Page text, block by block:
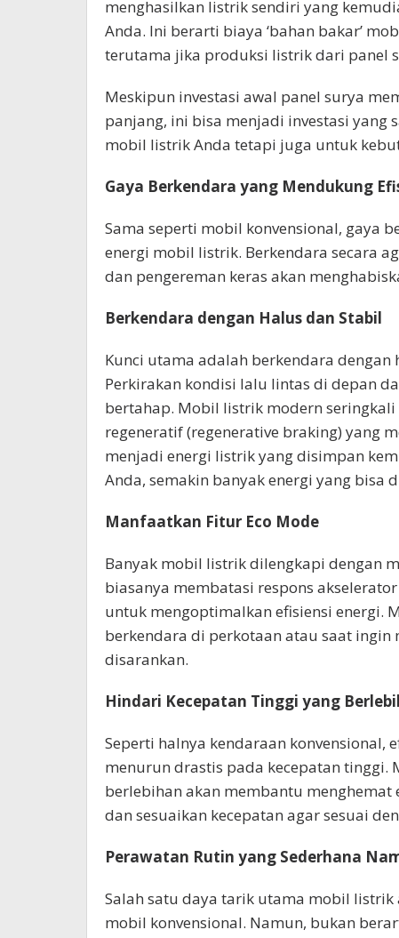
menghasilkan listrik sendiri yang
Anda. Ini berarti biaya ‘bahan bakar’
terutama jika produksi listrik dari panel
Meskipun investasi awal panel surya
panjang, ini bisa menjadi investasi yang
mobil listrik Anda tetapi juga untuk
Gaya Berkendara yang Mendukung
Sama seperti mobil konvensional, gaya
energi mobil listrik. Berkendara secara
dan pengereman keras akan
Berkendara dengan Halus dan Stabil
Kunci utama adalah berkendara
Perkirakan kondisi lalu lintas di depan
bertahap. Mobil listrik modern
regeneratif (regenerative braking) yang
menjadi energi listrik yang disimpan
Anda, semakin banyak energi yang bisa
Manfaatkan Fitur Eco Mode
Banyak mobil listrik dilengkapi dengan
biasanya membatasi respons
untuk mengoptimalkan efisiensi energi.
berkendara di perkotaan atau saat
disarankan.
Hindari Kecepatan Tinggi yang
Seperti halnya kendaraan konvensional,
menurun drastis pada kecepatan tinggi.
berlebihan akan membantu
dan sesuaikan kecepatan agar sesuai
Perawatan Rutin yang Sederhana
Salah satu daya tarik utama mobil
mobil konvensional. Namun, bukan